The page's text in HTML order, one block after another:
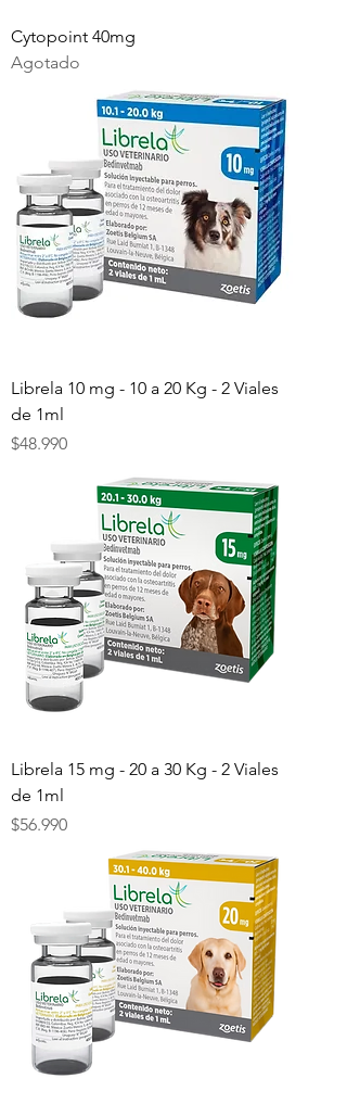
Cytopoint 40mg
Agotado
Librela 10 mg - 10 a 20 Kg - 2 Viales
de 1ml
Precio
$48.990
Librela 15 mg - 20 a 30 Kg - 2 Viales
de 1ml
Precio
$56.990